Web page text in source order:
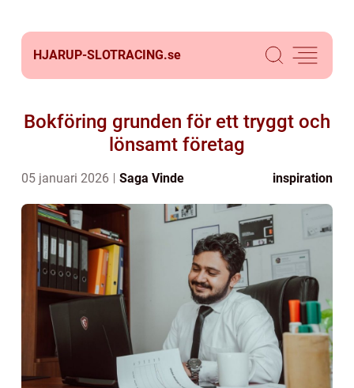
HJARUP-SLOTRACING.se
Bokföring grunden för ett tryggt och
lönsamt företag
05 januari 2026 Saga Vinde inspiration